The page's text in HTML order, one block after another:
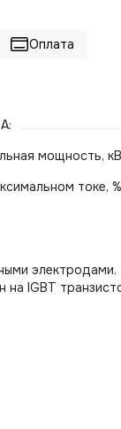
Оплата
мощность,
токе,
IGBT